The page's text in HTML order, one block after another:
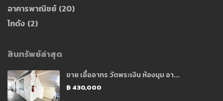
อาคารพาณิชย์ (20)
โกดัง (2)
สินทรัพย์ล่าสุด
ขาย เอื้ออาทร วัดพระเงิน ห้องมุม อา...
฿ 430,000